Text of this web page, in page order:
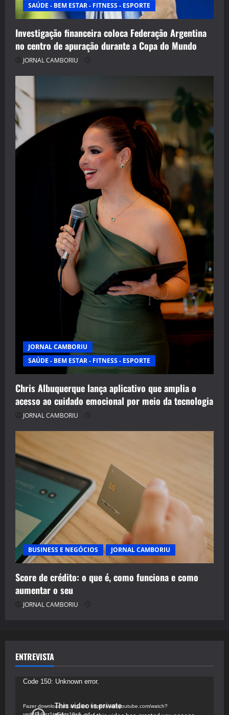
SAÚDE - BEM ESTAR - FITNESS - ESPORTE
Investigação financeira coloca Federação Argentina
no centro de apuração durante a Copa do Mundo
JORNAL CAMBORIU
JORNAL CAMBORIU
SAÚDE - BEM ESTAR - FITNESS - ESPORTE
Chris Albuquerque lança aplicativo que amplia o
acesso ao cuidado emocional por meio da tecnologia
JORNAL CAMBORIU
BUSINESS E NEGÓCIOS JORNAL CAMBORIU
Score de crédito: o que é, como funciona e como
aumentar o seu
JORNAL CAMBORIU
ENTREVISTA
Tocador
vídeo
Code 150: Unknown error.
Fazer download do arquivo: https://www.youtube.com/watch?